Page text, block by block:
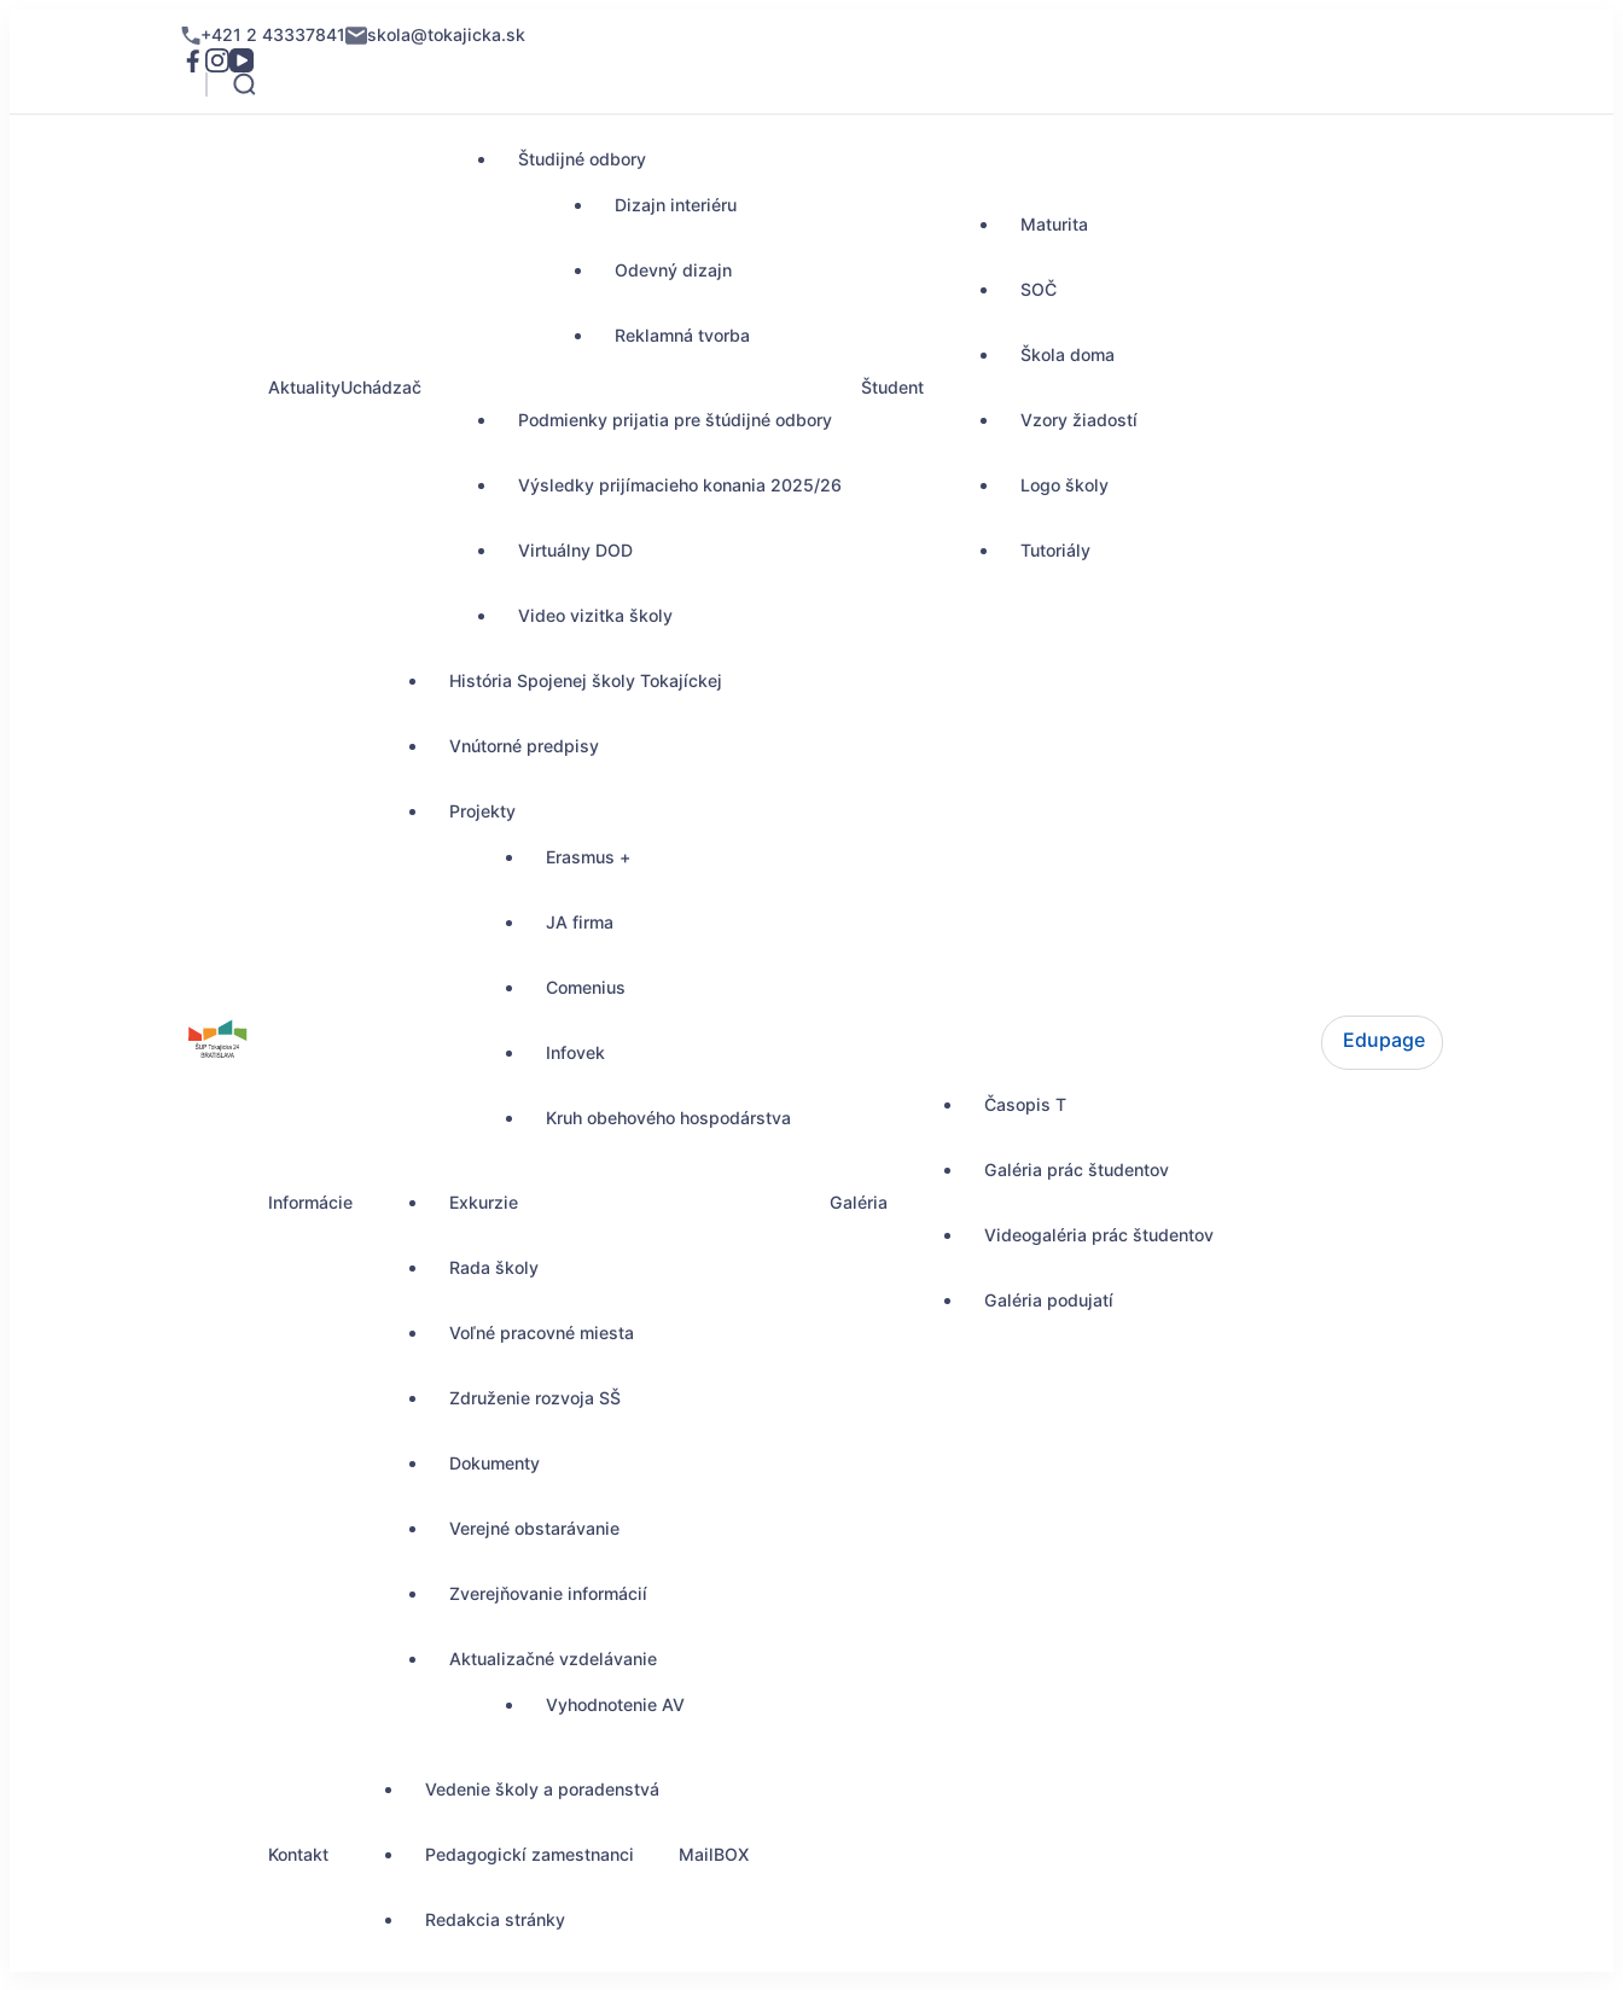
+421 2 43337841 skola@tokajicka.sk
ŠUP Tokajícka 24, Bratislava
AktualityUchádzač
Študijné odbory
Dizajn interiéru
Odevný dizajn
Reklamná tvorba
Podmienky prijatia pre štúdijné odbory
Výsledky prijímacieho konania 2025/26
Virtuálny DOD
Video vizitka školy
Študent
Maturita
SOČ
Škola doma
Vzory žiadostí
Logo školy
Tutoriály
Informácie
História Spojenej školy Tokajíckej
Vnútorné predpisy
Projekty
Erasmus +
JA firma
Comenius
Infovek
Kruh obehového hospodárstva
Exkurzie
Rada školy
Voľné pracovné miesta
Združenie rozvoja SŠ
Dokumenty
Verejné obstarávanie
Zverejňovanie informácií
Aktualizačné vzdelávanie
Vyhodnotenie AV
Galéria
Časopis T
Galéria prác študentov
Videogaléria prác študentov
Galéria podujatí
Kontakt
Vedenie školy a poradenstvá
Pedagogickí zamestnanci
Redakcia stránky
MailBOX
Edupage